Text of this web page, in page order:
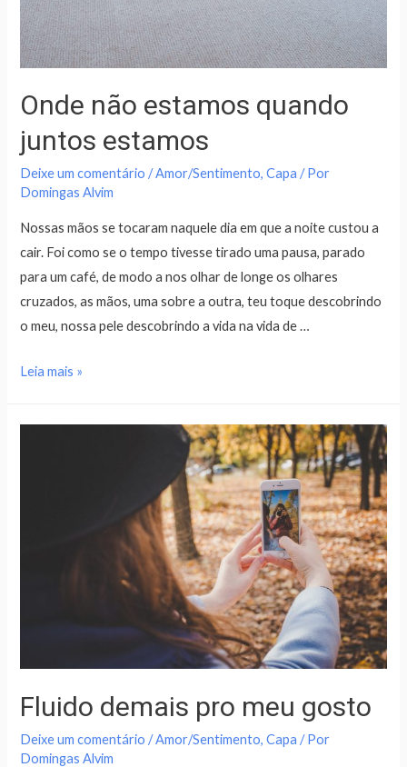
Onde não estamos quando
juntos estamos
Deixe um comentário /Amor/Sentimento,Capa / Por
Domingas Alvim
Nossas mãos se tocaram naquele dia em que a noite custou a
cair. Foi como se o tempo tivesse tirado uma pausa, parado
para um café, de modo a nos olhar de longe os olhares
cruzados, as mãos, uma sobre a outra, teu toque descobrindo
o meu, nossa pele descobrindo a vida na vida de …
Leia mais »
Fluido demais pro meu gosto
Deixe um comentário /Amor/Sentimento,Capa / Por
Domingas Alvim